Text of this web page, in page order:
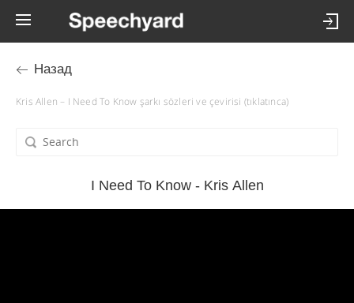
Назад
Kris Allen – I Need To Know şarkı sözleri ve çevirisi (tıklatınca)
I Need To Know - Kris Allen